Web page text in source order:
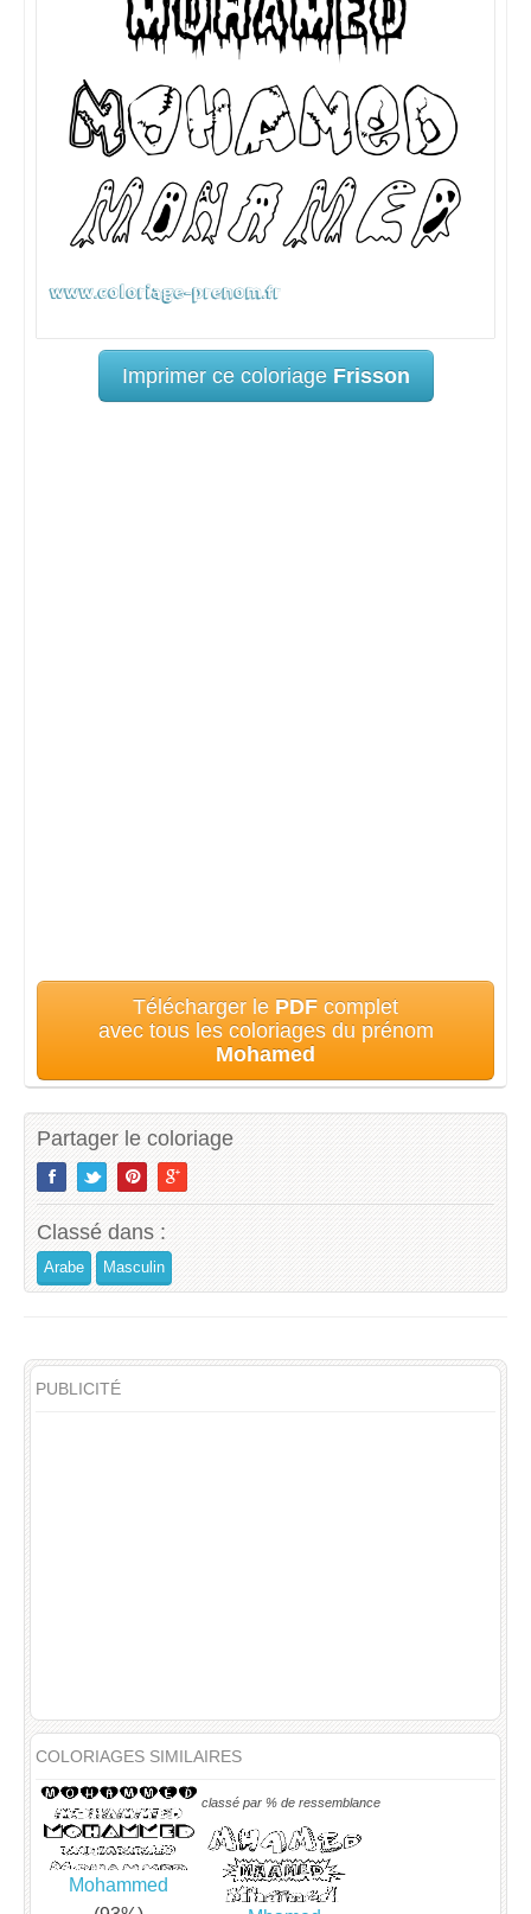
Imprimer ce coloriage Frisson
Télécharger le PDF complet
avec tous les coloriages du prénom
Mohamed
Partager le coloriage
Classé dans :
Arabe Masculin
PUBLICITÉ
COLORIAGES SIMILAIRES
classé par % de ressemblance
Mohammed